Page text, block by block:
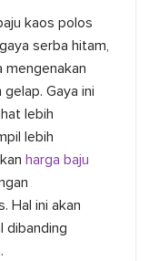
kaos polos
serba hitam,
mengenakan
Gaya ini
lebih
lebih
harga baju
Hal ini akan
dibanding